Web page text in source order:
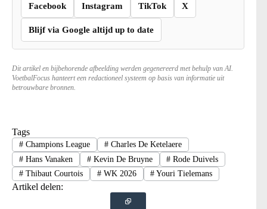
Facebook Instagram TikTok X
Blijf via Google altijd up to date
Dit artikel en bijbehorende afbeelding werden gegenereerd met behulp van AI.
VoetbalFocus hanteert een redactioneel systeem op basis van informatie uit
betrouwbare bronnen.
Tags
#Champions League #Charles De Ketelaere
#Hans Vanaken #Kevin De Bruyne # Rode Duivels
#Thibaut Courtois #WK 2026 # Youri Tielemans
Artikel delen: